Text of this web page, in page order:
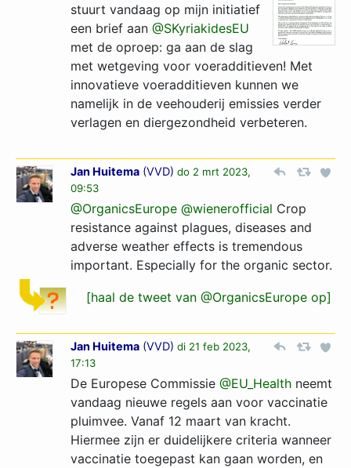
stuurt vandaag op mijn initiatief
een brief aan @SKyriakidesEU
met de oproep: ga aan de slag
met wetgeving voor voeradditieven! Met
innovatieve voeradditieven kunnen we
namelijk in de veehouderij emissies verder
verlagen en diergezondheid verbeteren.
Jan Huitema (VVD) do 2 mrt 2023,
09:53
@OrganicsEurope @wienerofficial Crop
resistance against plagues, diseases and
adverse weather effects is tremendous
important. Especially for the organic sector.
[haal de tweet van @OrganicsEurope op]
Jan Huitema (VVD) di 21 feb 2023,
17:13
De Europese Commissie @EU_Health neemt
vandaag nieuwe regels aan voor vaccinatie
pluimvee. Vanaf 12 maart van kracht.
Hiermee zijn er duidelijkere criteria wanneer
vaccinatie toegepast kan gaan worden, en